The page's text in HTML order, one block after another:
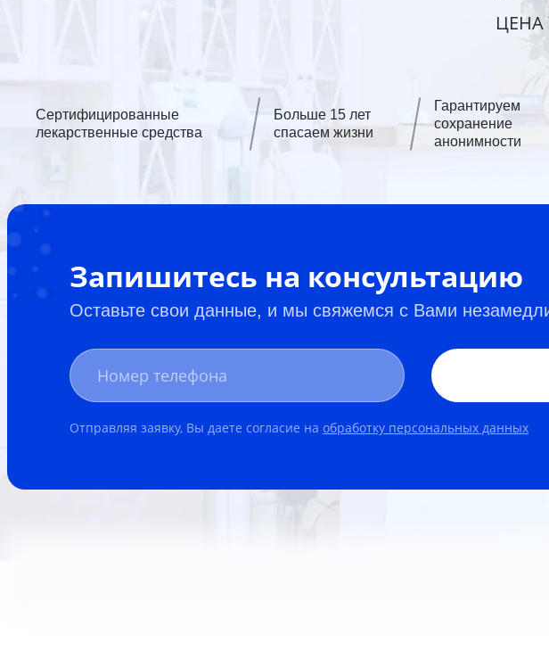
ЦЕНА
Сертифицированные
лекарственные средства
Больше 15 лет
спасаем жизни
Гарантируем
сохранение
анонимности
Запишитесь на консультацию
Оставьте свои данные, и мы свяжемся с Вами
Отправляя заявку, Вы даете согласие на обработку персональных данных